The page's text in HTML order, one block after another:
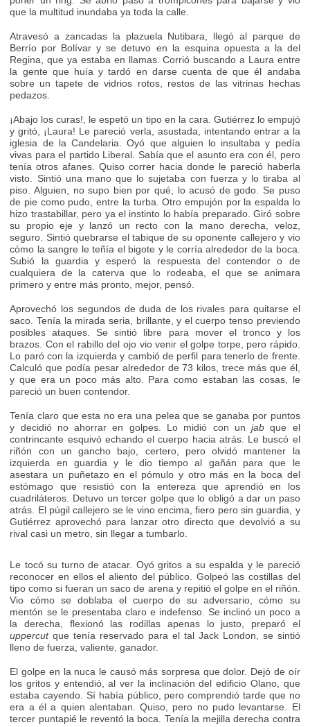
que la multitud inundaba ya toda la calle.
Atravesó a zancadas la plazuela Nutibara, llegó al parque de
Berrío por Bolívar y se detuvo en la esquina opuesta a la del
Regina, que ya estaba en llamas. Corrió buscando a Laura entre
la gente que huía y tardó en darse cuenta de que él andaba
sobre un tapete de vidrios rotos, restos de las vitrinas hechas
pedazos.
¡Abajo los curas!, le espetó un tipo en la cara. Gutiérrez lo empujó
y gritó, ¡Laura! Le pareció verla, asustada, intentando entrar a la
iglesia de la Candelaria. Oyó que alguien lo insultaba y pedía
vivas para el partido Liberal. Sabía que el asunto era con él, pero
tenía otros afanes. Quiso correr hacia donde le pareció haberla
visto. Sintió una mano que lo sujetaba con fuerza y lo tiraba al
piso. Alguien, no supo bien por qué, lo acusó de godo. Se puso
de pie como pudo, entre la turba. Otro empujón por la espalda lo
hizo trastabillar, pero ya el instinto lo había preparado. Giró sobre
su propio eje y lanzó un recto con la mano derecha, veloz,
seguro. Sintió quebrarse el tabique de su oponente callejero y vio
cómo la sangre le teñía el bigote y le corría alrededor de la boca.
Subió la guardia y esperó la respuesta del contendor o de
cualquiera de la caterva que lo rodeaba, el que se animara
primero y entre más pronto, mejor, pensó.
Aprovechó los segundos de duda de los rivales para quitarse el
saco. Tenía la mirada seria, brillante, y el cuerpo tenso previendo
posibles ataques. Se sintió libre para mover el tronco y los
brazos. Con el rabillo del ojo vio venir el golpe torpe, pero rápido.
Lo paró con la izquierda y cambió de perfil para tenerlo de frente.
Calculó que podía pesar alrededor de 73 kilos, trece más que él,
y que era un poco más alto. Para como estaban las cosas, le
pareció un buen contendor.
Tenía claro que esta no era una pelea que se ganaba por puntos
y decidió no ahorrar en golpes. Lo midió con unjab que el
contrincante esquivó echando el cuerpo hacia atrás. Le buscó el
riñón con un gancho bajo, certero, pero olvidó mantener la
izquierda en guardia y le dio tiempo al gañán para que le
asestara un puñetazo en el pómulo y otro más en la boca del
estómago que resistió con la entereza que aprendió en los
cuadriláteros. Detuvo un tercer golpe que lo obligó a dar un paso
atrás. El púgil callejero se le vino encima, fiero pero sin guardia, y
Gutiérrez aprovechó para lanzar otro directo que devolvió a su
rival casi un metro, sin llegar a tumbarlo.
Le tocó su turno de atacar. Oyó gritos a su espalda y le pareció
reconocer en ellos el aliento del público. Golpeó las costillas del
tipo como si fueran un saco de arena y repitió el golpe en el riñón.
Vio cómo se doblaba el cuerpo de su adversario, cómo su
mentón se le presentaba claro e indefenso. Se inclinó un poco a
la derecha, flexionó las rodillas apenas lo justo, preparó el
uppercutque tenía reservado para el tal Jack London, se sintió
lleno de fuerza, valiente, ganador.
El golpe en la nuca le causó más sorpresa que dolor. Dejó de oír
los gritos y entendió, al ver la inclinación del edificio Olano, que
estaba cayendo. Sí había público, pero comprendió tarde que no
era a él a quien alentaban. Quiso, pero no pudo levantarse. El
tercer puntapié le reventó la boca. Tenía la mejilla derecha contra